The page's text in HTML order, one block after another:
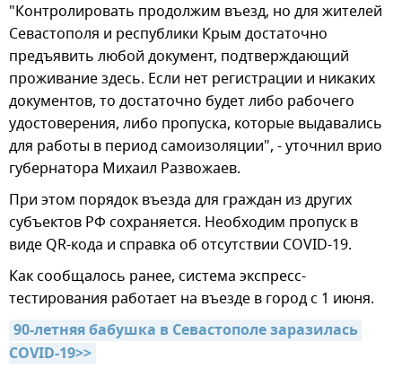
"Контролировать продолжим въезд, но для жителей
Севастополя и республики Крым достаточно
предъявить любой документ, подтверждающий
проживание здесь. Если нет регистрации и никаких
документов, то достаточно будет либо рабочего
удостоверения, либо пропуска, которые выдавались
для работы в период самоизоляции", - уточнил врио
губернатора Михаил Развожаев.
При этом порядок въезда для граждан из других
субъектов РФ сохраняется. Необходим пропуск в
виде QR-кода и справка об отсутствии COVID-19.
Как сообщалось ранее, система экспресс-
тестирования работает на въезде в город с 1 июня.
90-летняя бабушка в Севастополе заразилась
COVID-19>>